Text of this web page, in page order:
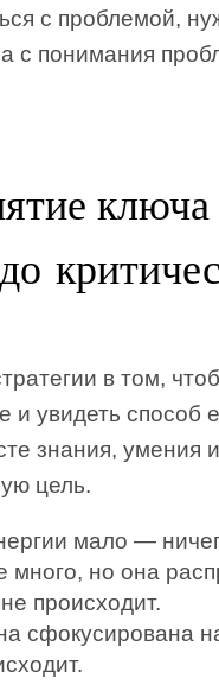
с проблемой,
с понимания
до
в том,
и увидеть способ
знания, умения
цель.
мало —
много, но она
происходит.
сфокусирована